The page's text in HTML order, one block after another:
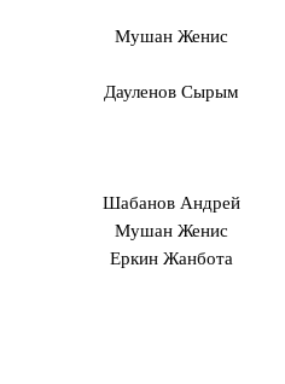
Мушан Женис
Дауленов Сырым
Шабанов Андрей
Мушан Женис
Еркин Жанбота